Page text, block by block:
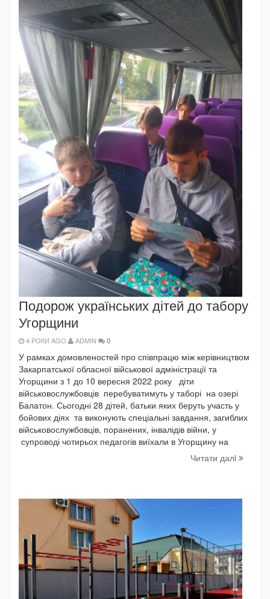
Подорож українських дітей до табору
Угорщини
4 РОКИ AGO ADMIN 0
У рамках домовленостей про співпрацю між керівництвом
Закарпатської обласної військової адміністрації та
Угорщини з 1 до 10 вересня 2022 року діти
військовослужбовців перебуватимуть у таборі на озері
Балатон. Сьогодні 28 дітей, батьки яких беруть участь у
бойових діях та виконують спеціальні завдання, загиблих
військовослужбовців, поранених, інвалідів війни, у
супроводі чотирьох педагогів виїхали в Угорщину на
Читати далi